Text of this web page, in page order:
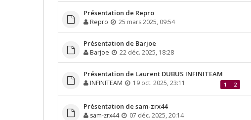
Présentation de Repro
Repro 25 mars 2025, 09:54
Présentation de Barjoe
Barjoe 22 déc. 2025, 18:28
Présentation de Laurent DUBUS INFINITEAM
1 2
INFINITEAM 19 oct. 2025, 23:11
Présentation de sam-zrx44
sam-zrx44 07 déc. 2025, 20:14